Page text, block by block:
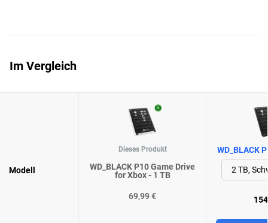
Im Vergleich
Modell
Dieses Produkt
WD_BLACK P10 Game Drive
for Xbox - 1 TB
69,99 €
WD_BLACK